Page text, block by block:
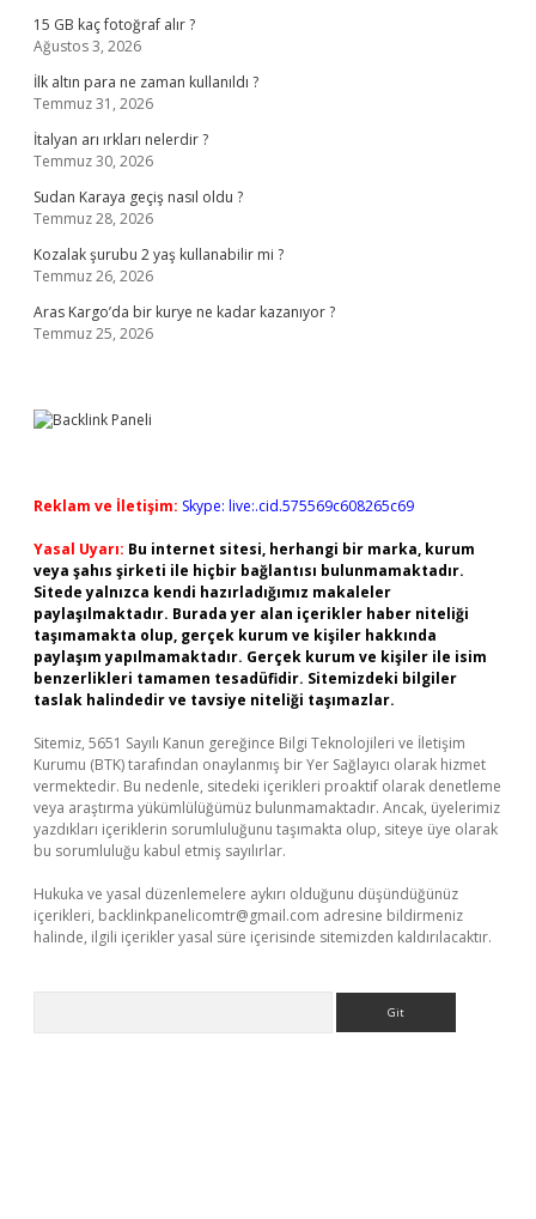
15 GB kaç fotoğraf alır ?
Ağustos 3, 2026
İlk altın para ne zaman kullanıldı ?
Temmuz 31, 2026
İtalyan arı ırkları nelerdir ?
Temmuz 30, 2026
Sudan Karaya geçiş nasıl oldu ?
Temmuz 28, 2026
Kozalak şurubu 2 yaş kullanabilir mi ?
Temmuz 26, 2026
Aras Kargo’da bir kurye ne kadar kazanıyor ?
Temmuz 25, 2026
Reklam ve İletişim: Skype: live:.cid.575569c608265c69
Yasal Uyarı: Bu internet sitesi, herhangi bir marka, kurum
veya şahıs şirketi ile hiçbir bağlantısı bulunmamaktadır.
Sitede yalnızca kendi hazırladığımız makaleler
paylaşılmaktadır. Burada yer alan içerikler haber niteliği
taşımamakta olup, gerçek kurum ve kişiler hakkında
paylaşım yapılmamaktadır. Gerçek kurum ve kişiler ile isim
benzerlikleri tamamen tesadüfidir. Sitemizdeki bilgiler
taslak halindedir ve tavsiye niteliği taşımazlar.
Sitemiz, 5651 Sayılı Kanun gereğince Bilgi Teknolojileri ve İletişim
Kurumu (BTK) tarafından onaylanmış bir Yer Sağlayıcı olarak hizmet
vermektedir. Bu nedenle, sitedeki içerikleri proaktif olarak denetleme
veya araştırma yükümlülüğümüz bulunmamaktadır. Ancak, üyelerimiz
yazdıkları içeriklerin sorumluluğunu taşımakta olup, siteye üye olarak
bu sorumluluğu kabul etmiş sayılırlar.
Hukuka ve yasal düzenlemelere aykırı olduğunu düşündüğünüz
içerikleri, backlinkpanelicomtr@gmail.com adresine bildirmeniz
halinde, ilgili içerikler yasal süre içerisinde sitemizden kaldırılacaktır.